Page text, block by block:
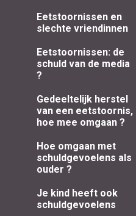
Eetstoornissen en
slechte vriendinnen
Eetstoornissen: de
schuld van de media
?
Gedeeltelijk herstel
van een eetstoornis,
hoe mee omgaan ?
Hoe omgaan met
schuldgevoelens als
ouder ?
Je kind heeft ook
schuldgevoelens